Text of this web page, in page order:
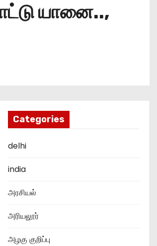
யானை..,
Categories
delhi
india
அரசியல்
அரியலூர்
அழகு குறிப்பு